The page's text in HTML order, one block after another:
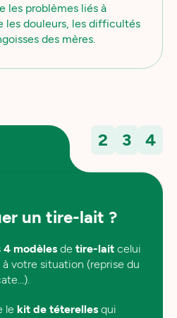
les problèmes liés à
les douleurs, les difficultés
des mères.
2 3 4
un tire-lait ?
4 modèlesde tire-lait celui
à votre situation (reprise du
le kit de téterellesqui